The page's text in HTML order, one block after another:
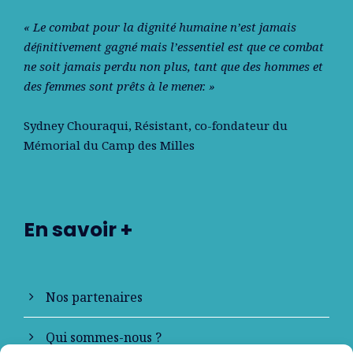
« Le combat pour la dignité humaine n’est jamais
déﬁnitivement gagné mais l’essentiel est que ce combat
ne soit jamais perdu non plus, tant que des hommes et
des femmes sont prêts à le mener. »
Sydney Chouraqui, Résistant, co-fondateur du
Mémorial du Camp des Milles
En savoir +
Nos partenaires
Qui sommes-nous ?